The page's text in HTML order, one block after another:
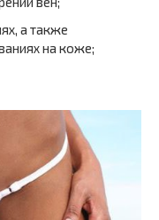
а также
на коже;